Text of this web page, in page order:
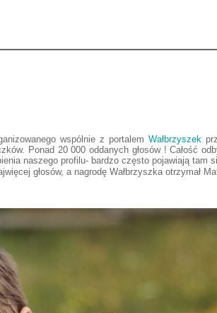
wspólnie z portalem Wałbrzyszek
Ponad 20 000 oddanych głosów ! Całość
naszego profilu- bardzo często pojawiają tam
głosów, a nagrodę Wałbrzyszka otrzymał